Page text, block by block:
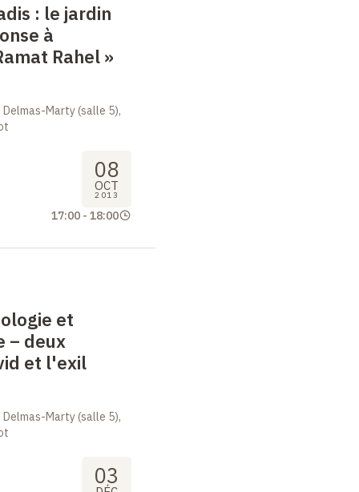
: le jardin
à
Rahel »
Marty (salle 5),
08
OCT
2013
17:00 - 18:00
et
– deux
et l'exil
Marty (salle 5),
03